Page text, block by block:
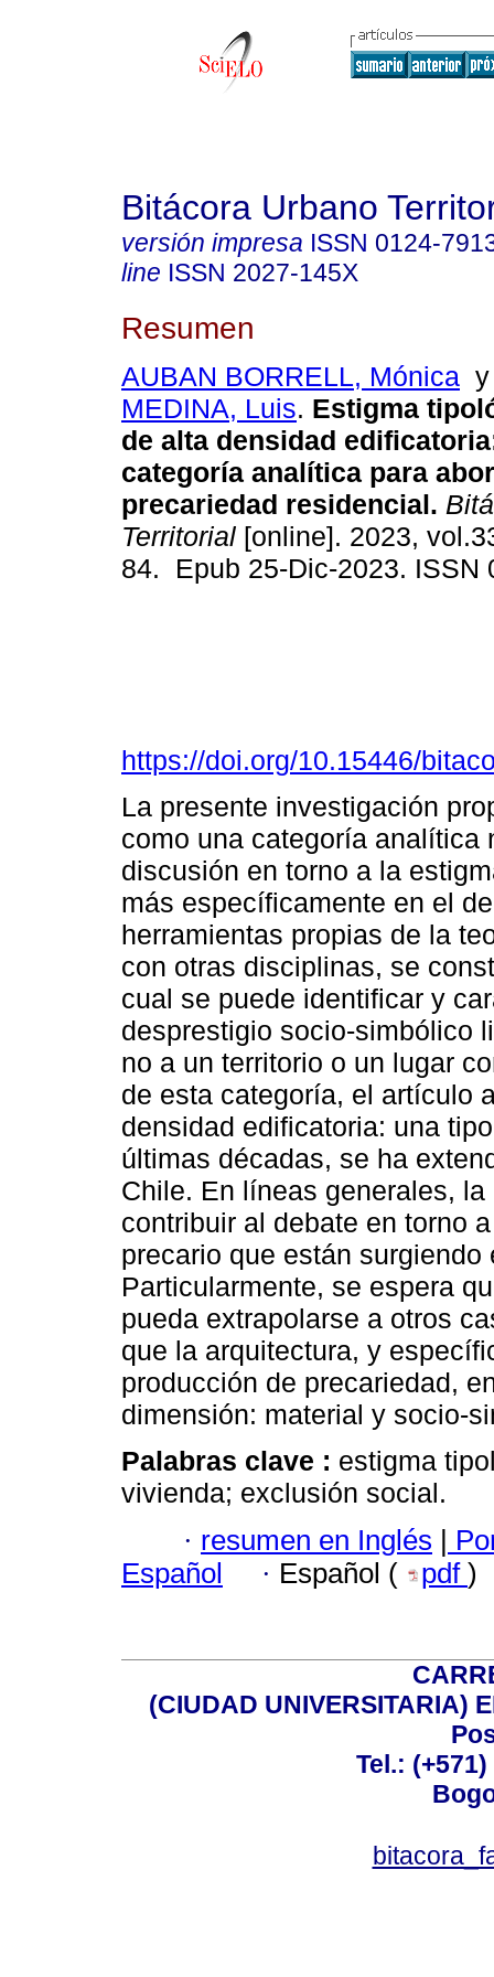
Bitácora Urbano
versión impresa ISSN 0124-
line ISSN 2027-145X
Resumen
AUBAN BORRELL, Mónica
MEDINA, Luis. Estigma
de alta densidad
categoría analítica para
precariedad residencial.
Territorial [online]. 2023,
84. Epub 25-Dic-2023. ISSN
https://doi.org/10.15446/
La presente investigación
como una categoría analítica
discusión en torno a la
más específicamente en el
herramientas propias de la
con otras disciplinas, se
cual se puede identificar y
desprestigio socio-simbólico
no a un territorio o un lugar
de esta categoría, el artículo
densidad edificatoria: una
últimas décadas, se ha
Chile. En líneas generales,
contribuir al debate en torno
precario que están
Particularmente, se espera
pueda extrapolarse a otros
que la arquitectura, y
producción de precariedad,
dimensión: material y socio-
Palabras clave : estigma
vivienda; exclusión social.
· resumen en Inglés |
Español
· Español ( pdf )
(CIUDAD UNIVERSITARIA)
Tel.: